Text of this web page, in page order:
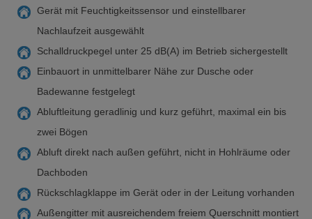
Gerät mit Feuchtigkeitssensor und einstellbarer
Nachlaufzeit ausgewählt
Schalldruckpegel unter 25 dB(A) im Betrieb sichergestellt
Einbauort in unmittelbarer Nähe zur Dusche oder
Badewanne festgelegt
Abluftleitung geradlinig und kurz geführt, maximal ein bis
zwei Bögen
Abluft direkt nach außen geführt, nicht in Hohlräume oder
Dachboden
Rückschlagklappe im Gerät oder in der Leitung vorhanden
Außengitter mit ausreichendem freiem Querschnitt montiert